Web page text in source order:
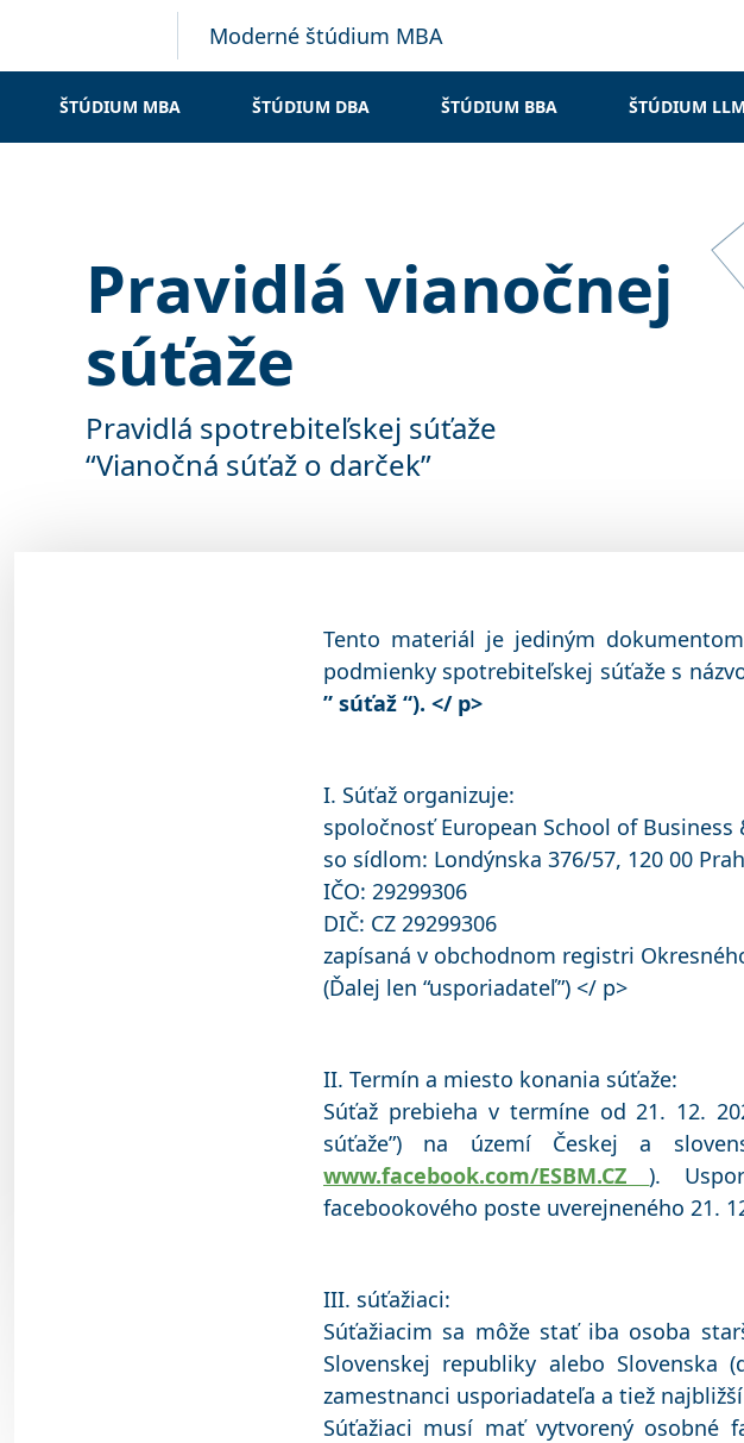
Moderné štúdium MBA
ŠTÚDIUM MBA ŠTÚDIUM DBA ŠTÚDIUM BBA ŠTÚDIUM LLM
Pravidlá vianočnej
súťaže
Pravidlá spotrebiteľskej súťaže
“Vianočná súťaž o darček”
Tento materiál je jediným
podmienky spotrebiteľskej súťaže s
” súťaž “). </ p>
I. Súťaž organizuje:
spoločnosť European School of Business
so sídlom: Londýnska 376/57, 120 00
IČO: 29299306
DIČ: CZ 29299306
zapísaná v obchodnom registri
(Ďalej len “usporiadateľ”) </ p>
II. Termín a miesto konania súťaže:
Súťaž prebieha v termíne od 21. 12.
súťaže”) na území Českej a
www.facebook.com/ESBM.CZ).
facebookového poste uverejneného 21.
III. súťažiaci:
Súťažiacim sa môže stať iba osoba
Slovenskej republiky alebo Slovenska
zamestnanci usporiadateľa a tiež
Súťažiaci musí mať vytvorený osobné